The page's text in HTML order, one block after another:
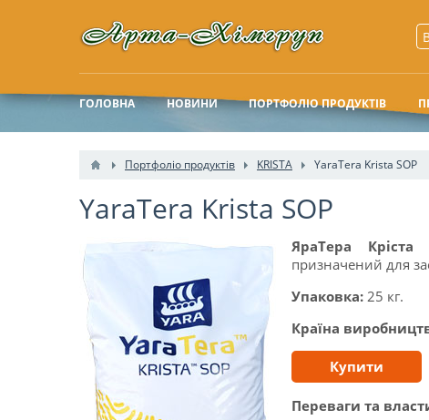
ГОЛОВНА НОВИНИ ПОРТФОЛІО ПРОДУКТІВ
Портфоліо продуктів KRISTA YaraTera Krista SOP
YaraTera Krista SOP
ЯраТера Кріста
призначений для
Упаковка: 25 кг.
Країна
Купити
Переваги та